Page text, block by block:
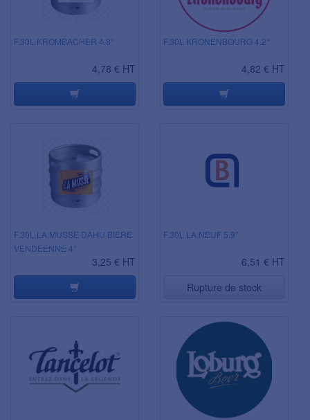
F.30L KROMBACHER 4.8°
4,78 € HT
F.30L KRONENBOURG 4.2°
4,82 € HT
F.30L LA MUSSE DAHU BIERE
VENDEENNE 4°
3,25 € HT
F.30L LA NEUF 5.9°
6,51 € HT
Rupture de stock